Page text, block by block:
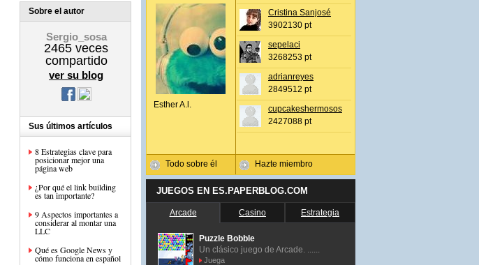
Sobre el autor
Sergio_sosa
2465 veces
compartido
ver su blog
Sus últimos artículos
8 Estrategias clave para
posicionar mejor una
página web
¿Por qué el link building
es tan importante?
9 Aspectos importantes a
considerar al montar una
LLC
Qué es Google News y
cómo funciona en español
Esther A.l.
Todo sobre él
Cristina Sanjosé
3902130 pt
sepelaci
3268253 pt
adrianreyes
2849512 pt
cupcakeshermosos
2427088 pt
Hazte miembro
JUEGOS EN ES.PAPERBLOG.COM
Arcade Casino Estrategia
Puzzle Bobble
Un clásico juego de Arcade. ......
Juega